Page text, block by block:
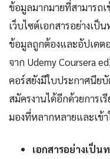
ข้อมูลมากมายที่สามารถเ
เว็บไซต์เอกสารอย่างเป็
ข้อมูลถูกต้องและอัปเดต
จาก Udemy Coursera
คอร์สยังมีใบประกาศนียบั
สมัครงานได้อีกด้วยการ
มองที่หลากหลายและเข้า
เอกสารอย่างเป็น